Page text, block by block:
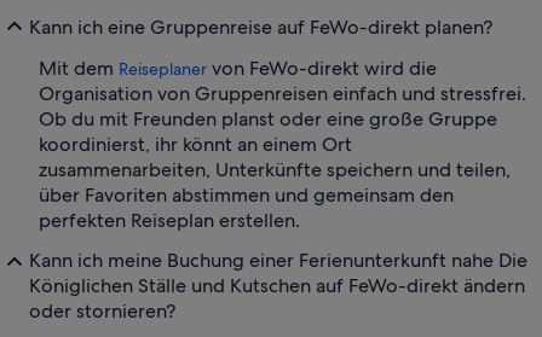
Kann ich eine Gruppenreise auf FeWo-direkt planen?
Mit dem Reiseplaner von FeWo-direkt wird die
Organisation von Gruppenreisen einfach und stressfrei.
Ob du mit Freunden planst oder eine große Gruppe
koordinierst, ihr könnt an einem Ort
zusammenarbeiten, Unterkünfte speichern und teilen,
über Favoriten abstimmen und gemeinsam den
perfekten Reiseplan erstellen.
Kann ich meine Buchung einer Ferienunterkunft nahe Die
Königlichen Ställe und Kutschen auf FeWo-direkt ändern
oder stornieren?